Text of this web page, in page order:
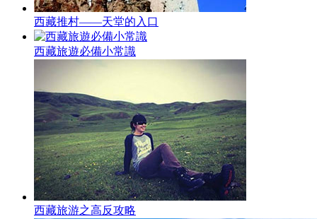
西藏推村——天堂的入口
西藏旅遊必備小常識
西藏旅游之高反攻略